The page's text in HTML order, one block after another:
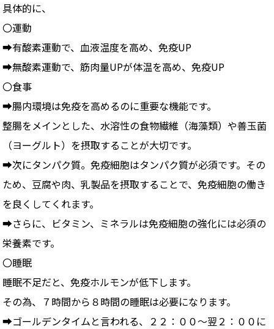
具体的に、
〇運動
➡有酸素運動で、血液温度を高め、免疫UP
➡無酸素運動で、筋肉量UPが体温を高め、免疫UP
〇食事
➡腸内環境は免疫を高めるのに重要な機能です。
整腸をメインとした、水溶性の食物繊維（海藻類）や善玉菌
（ヨーグルト）を摂取することが大切です。
➡次にタンパク質。免疫細胞はタンパク質が必須です。その
ため、豆腐や肉、乳製品を摂取することで、免疫細胞の働き
を良くしてくれます。
➡さらに、ビタミン、ミネラルは免疫細胞の強化には必須の
栄養素です。
〇睡眠
睡眠不足だと、免疫ホルモンが低下します。
その為、７時間から８時間の睡眠は必要になります。
➡ゴールデンタイムと言われる、２２：００～翌２：００に